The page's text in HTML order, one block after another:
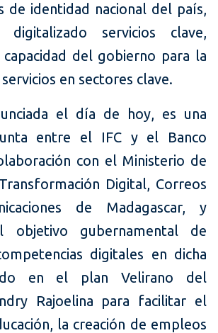
de identidad nacional del país,
digitalizado servicios clave,
del gobierno para la
en sectores clave.
el día de hoy, es una
entre el IFC y el Banco
con el Ministerio de
Digital, Correos
de Madagascar, y
objetivo gubernamental de
digitales en dicha
en el plan Velirano del
Rajoelina para facilitar el
la creación de empleos